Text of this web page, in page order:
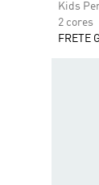
Kids
2 cores
FRETE